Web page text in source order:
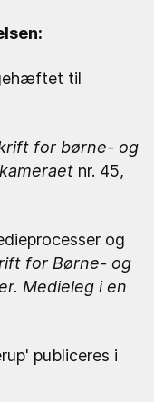
til
for børne- og
nr. 45,
og
for Børne- og
Medieleg i en
publiceres i